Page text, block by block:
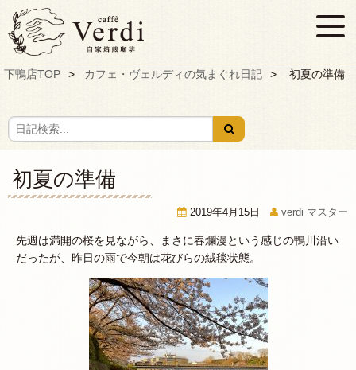
下鴨店TOP カフェ・ヴェルディの気まぐれ日記 初夏の準備
初夏の準備
2019年4月15日 verdi マスター
先週は満開の桜を見ながら、まさに春爛漫という感じの鴨川沿い
だったが、昨日の雨で今朝は花びらの絨毯状態。